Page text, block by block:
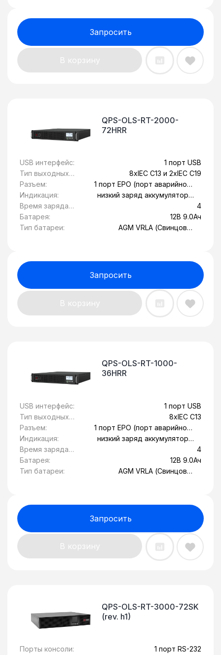
Запросить
В корзину
QPS-OLS-RT-2000-
72HRR
USB интерфейс:
1 порт USB
Тип выходных
розеток:
8xIEC C13 и 2xIEC C19
Разъем:
1 порт EPO (порт аварийного
отключения), 1 порт RS-232, 1
слот SNMP
Индикация:
низкий заряд аккумулятора,
перегрев, сбой системы
Время заряда
батареи, ч:
4
Батарея:
12В 9.0Ач
Тип батареи:
AGM VRLA (Свинцово-
Запросить
В корзину
QPS-OLS-RT-1000-
36HRR
USB интерфейс:
1 порт USB
Тип выходных
розеток:
8xIEC C13
Разъем:
1 порт EPO (порт аварийного
отключения), 1 порт RS-232, 1
слот SNMP
Индикация:
низкий заряд аккумулятора,
Время заряда
батареи, ч:
4
Батарея:
12В 9.0Ач
Тип батареи:
AGM VRLA (Свинцово-
Запросить
В корзину
QPS-OLS-RT-3000-72SK
(rev. h1)
Порты консоли:
1 порт RS-232